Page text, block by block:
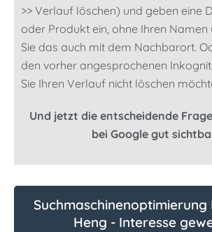
>> Verlauf löschen) und geben eine
oder Produkt ein, ohne Ihren
Sie das auch mit dem Nachbarort.
den vorher angesprochenen
Sie Ihren Verlauf nicht löschen
Und jetzt die entscheidende
bei Google gut
Suchmaschinenoptimierung
Heng - Interesse